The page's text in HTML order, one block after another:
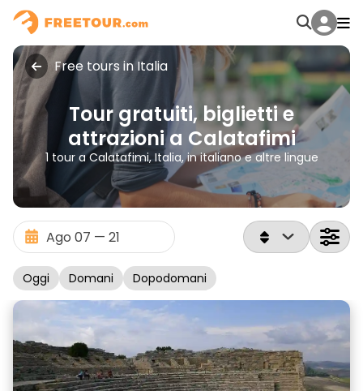
Free tours in Italia
Tour gratuiti, biglietti e
attrazioni a Calatafimi
1 tour a Calatafimi, Italia, in italiano e altre lingue
Oggi Domani Dopodomani